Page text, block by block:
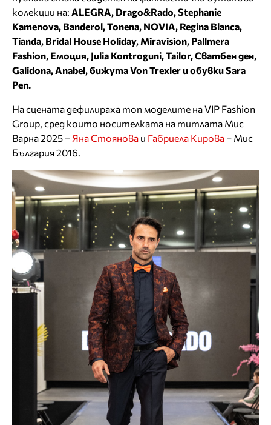
колекции на: ALEGRA, Drago&Rado, Stephanie
Kamenova, Banderol, Tonena, NOVIA, Regina Blanca,
Tianda, Bridal House Holiday, Miravision, Pallmera
Fashion, Емоция, Julia Kontroguni, Tailor, Сватбен ден,
Galidona, Anabel, бижута Von Trexler и обувки Sara
Pen.
На сцената дефилираха топ моделите на VIP Fashion
Group, сред които носителката на титлата Мис
Варна 2025 – Яна Стоянова и Габриела Кирова – Мис
България 2016.